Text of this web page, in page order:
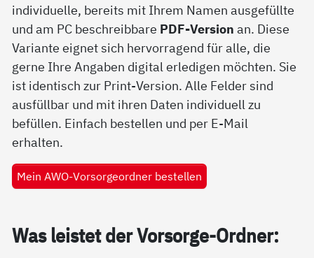
individuelle, bereits mit Ihrem Namen ausgefüllte
und am PC beschreibbare PDF-Version an. Diese
Variante eignet sich hervorragend für alle, die
gerne Ihre Angaben digital erledigen möchten. Sie
ist identisch zur Print-Version. Alle Felder sind
ausfüllbar und mit ihren Daten individuell zu
befüllen. Einfach bestellen und per E-Mail
erhalten.
Mein AWO-Vorsorgeordner bestellen
Was leis­tet der Vor­sor­ge-Ord­ner: